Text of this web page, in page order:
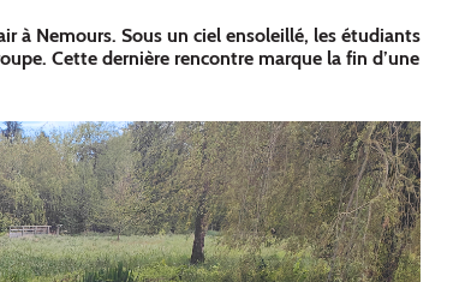
à Nemours. Sous un ciel ensoleillé, les étudiants
Cette dernière rencontre marque la fin d’une